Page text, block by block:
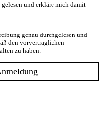
gelesen und erkläre mich damit
genau durchgelesen und
den vorvertraglichen
zu haben.